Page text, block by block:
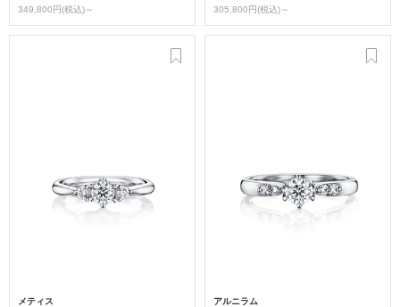
349,800円(税込)～
305,800円(税込)～
メティス
アルニラム